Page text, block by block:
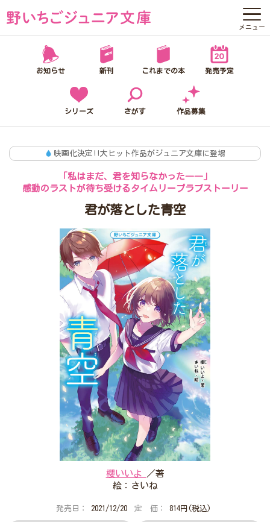
メニュー
野いちごジュニア文庫って？
シリーズ
プレゼントコーナー
公式Twitterアカウント
公式LINEアカウント
作品投稿ガイドライン
作品掲載ポリシー 掲示板投稿規約
プライバシーポリシー 著作権について
企業情報
お知らせ 新刊 これまでの本 発売予定
シリーズ さがす 作品募集
映画化決定!!大ヒット作品がジュニア文庫に登場
「私はまだ、君を知らなかった――」
感動のラストが待ち受けるタイムリープラブストーリー
君が落とした青空
櫻いいよ
／著
絵：さいね
発売日： 2021/12/20 定 価： 814円(税込)